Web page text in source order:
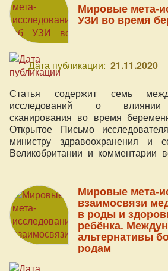
Мировые мета-
УЗИ во время
Дата публикации: 21.11.2020
Статья содержит семь
исследований о влиянии
сканирования во время
Открытое Письмо
министру здравоохранения и
Великобритании и комментарии
Мировые мета-
взаимосвязи
в роды и
ребёнка.
альтернативы
родам